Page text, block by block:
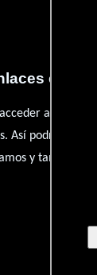
a los
Así podrás
y también